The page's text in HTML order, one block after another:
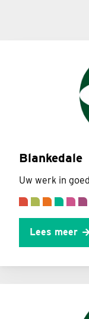
Blankedale
Uw werk in
Lees meer